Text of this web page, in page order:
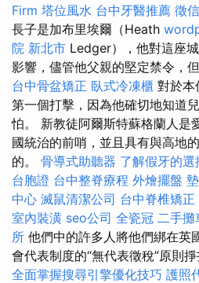
Firm 塔位風水 台中牙醫推薦 徵
長子是加布里埃爾（Heath
院 新北市 Ledger），他對這座
影響，儘管他父親的堅定禁令，
台中骨盆矯正 臥式冷凍櫃 對於本
第一個打擊，因為他確切地知道
怕。 新教徒阿爾斯特蘇格蘭人是
國統治的前哨，並且具有與高地
的。 骨導式助聽器 了解假牙的選
台胞證 台中整脊療程 外燴擺盤
中心 滅鼠清潔公司 台中脊椎矯正
室內裝潢 seo公司 全瓷冠 二手攤
所 他們中的許多人將他們綁在英
會代表制度的“無代表徵稅”原則
全面掌握搜尋引擎優化技巧 護照